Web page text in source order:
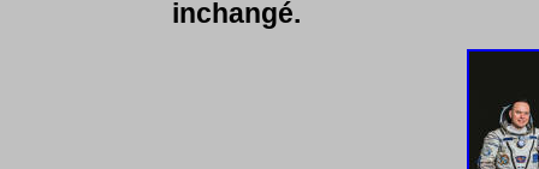
inchangé.